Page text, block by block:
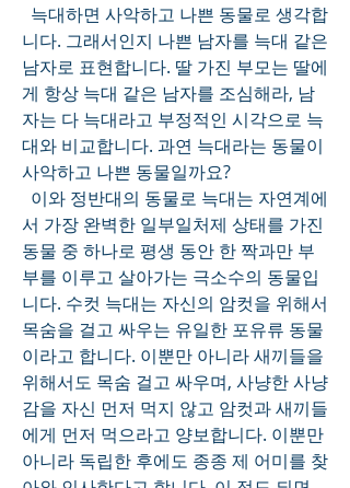
늑대하면 사악하고 나쁜 동물로 생각합
니다. 그래서인지 나쁜 남자를 늑대 같은
남자로 표현합니다. 딸 가진 부모는 딸에
게 항상 늑대 같은 남자를 조심해라, 남
자는 다 늑대라고 부정적인 시각으로 늑
대와 비교합니다. 과연 늑대라는 동물이
사악하고 나쁜 동물일까요?
이와 정반대의 동물로 늑대는 자연계에
서 가장 완벽한 일부일처제 상태를 가진
동물 중 하나로 평생 동안 한 짝과만 부
부를 이루고 살아가는 극소수의 동물입
니다. 수컷 늑대는 자신의 암컷을 위해서
목숨을 걸고 싸우는 유일한 포유류 동물
이라고 합니다. 이뿐만 아니라 새끼들을
위해서도 목숨 걸고 싸우며, 사냥한 사냥
감을 자신 먼저 먹지 않고 암컷과 새끼들
에게 먼저 먹으라고 양보합니다. 이뿐만
아니라 독립한 후에도 종종 제 어미를 찾